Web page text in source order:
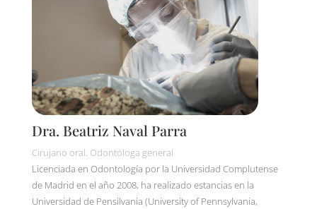
Dra. Beatriz Naval Parra
Cirujano oral. Odontóloga general
Licenciada en Odontología por la Universidad Complutense
de Madrid en el año 2008, ha realizado estancias en la
Universidad de Pensilvania (University of Pennsylvania,